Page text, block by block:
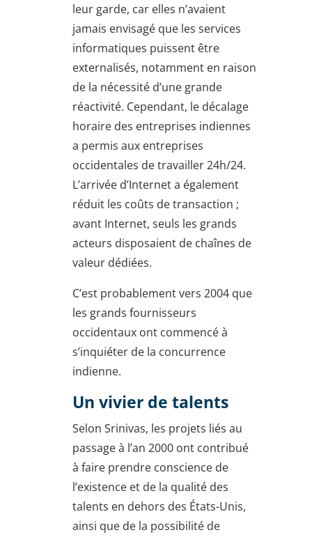
leur garde, car elles n’avaient
jamais envisagé que les services
informatiques puissent être
externalisés, notamment en raison
de la nécessité d’une grande
réactivité. Cependant, le décalage
horaire des entreprises indiennes
a permis aux entreprises
occidentales de travailler 24h/24.
L’arrivée d’Internet a également
réduit les coûts de transaction ;
avant Internet, seuls les grands
acteurs disposaient de chaînes de
valeur dédiées.
C’est probablement vers 2004 que
les grands fournisseurs
occidentaux ont commencé à
s’inquiéter de la concurrence
indienne.
Un vivier de talents
Selon Srinivas, les projets liés au
passage à l’an 2000 ont contribué
à faire prendre conscience de
l’existence et de la qualité des
talents en dehors des États-Unis,
ainsi que de la possibilité de